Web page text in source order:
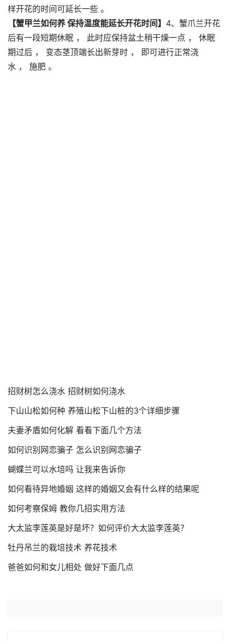
样开花的时间可延长一些 。
【蟹甲兰如何养 保持温度能延长开花时间】 4、蟹爪兰开花
后有一段短期休眠 ， 此时应保持盆土稍干燥一点 ， 休眠
期过后 ， 变态茎顶端长出新芽时 ， 即可进行正常浇
水 ， 施肥 。
招财树怎么浇水 招财树如何浇水
下山山松如何种 养殖山松下山桩的3个详细步骤
夫妻矛盾如何化解 看看下面几个方法
如何识别网恋骗子 怎么识别网恋骗子
蝴蝶兰可以水培吗 让我来告诉你
如何看待异地婚姻 这样的婚姻又会有什么样的结果呢
如何考察保姆 教你几招实用方法
大太监李莲英是好是坏？如何评价大太监李莲英？
牡丹吊兰的栽培技术 养花技术
爸爸如何和女儿相处 做好下面几点